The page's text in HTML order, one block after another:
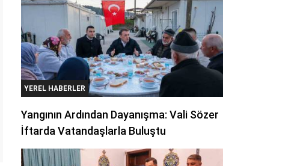
YEREL HABERLER
Yangının Ardından Dayanışma: Vali Sözer
İftarda Vatandaşlarla Buluştu